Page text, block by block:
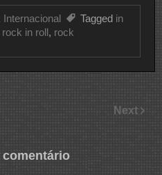
Internacional Tagged in
rock in roll, rock
Next
comentário